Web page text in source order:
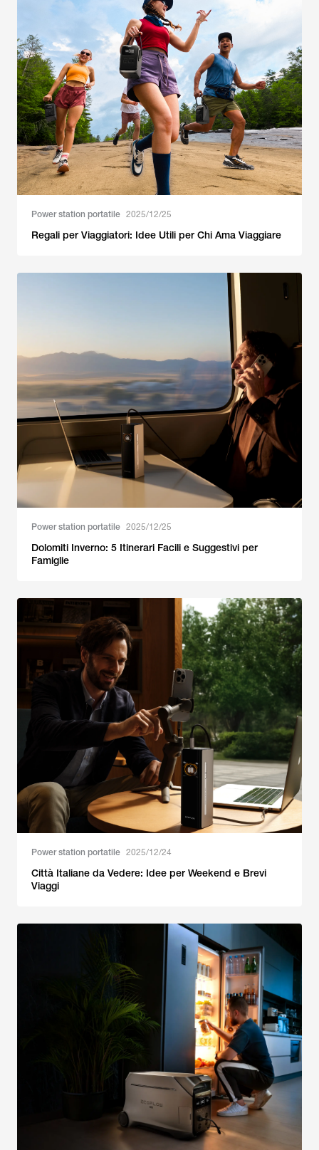
Power station portatile 2025/12/25
Regali per Viaggiatori: Idee Utili per Chi Ama Viaggiare
Power station portatile 2025/12/25
Dolomiti Inverno: 5 Itinerari Facili e Suggestivi per
Famiglie
Power station portatile 2025/12/24
Città Italiane da Vedere: Idee per Weekend e Brevi
Viaggi